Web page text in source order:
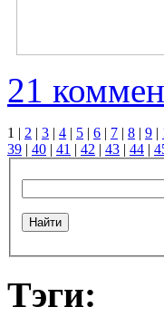
21
1 | 2 | 3 | 4 | 5 | 6 | 7 | 8 | 9 |
39 | 40 | 41 | 42 | 43 | 44 |
Тэги: